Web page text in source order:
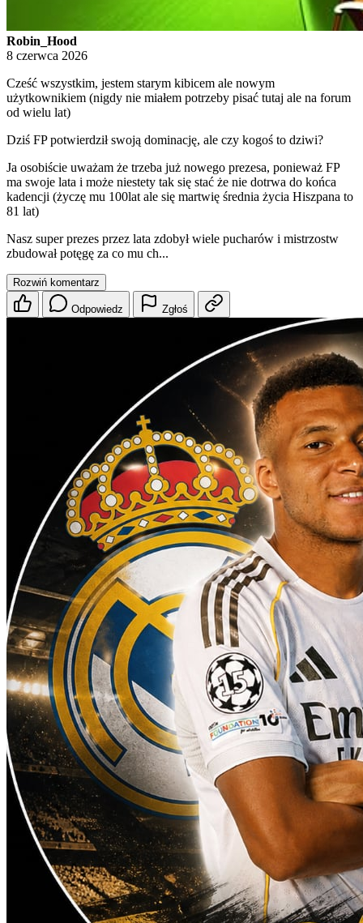
Robin_Hood
8 czerwca 2026
Cześć wszystkim, jestem starym kibicem ale nowym
użytkownikiem (nigdy nie miałem potrzeby pisać tutaj ale na forum
od wielu lat)
Dziś FP potwierdził swoją dominację, ale czy kogoś to dziwi?
Ja osobiście uważam że trzeba już nowego prezesa, ponieważ FP
ma swoje lata i może niestety tak się stać że nie dotrwa do końca
kadencji (życzę mu 100lat ale się martwię średnia życia Hiszpana to
81 lat)
Nasz super prezes przez lata zdobył wiele pucharów i mistrzostw
zbudował potęgę za co mu ch...
Rozwiń komentarz
Odpowiedz Zgłoś